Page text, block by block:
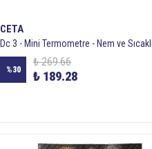
CETA
Dc 3 - Mini Termometre - Nem ve
%30
₺ 269.66
₺ 189.28